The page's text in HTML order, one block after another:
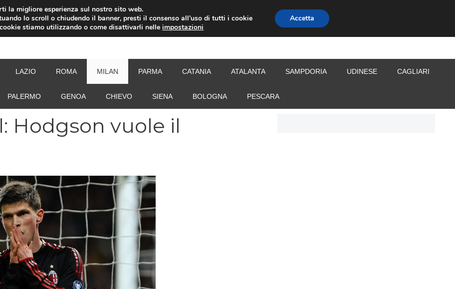
CALCIOMERCATO
LAZIO ROMA MILAN PARMA CATANIA ATALANTA SAMPDORIA UDINESE CAGLIARI
PALERMO GENOA CHIEVO SIENA BOLOGNA PESCARA
Hodgson vuole il
la migliore esperienza sul nostro sito web.
lo scroll o chiudendo il banner, presti il consenso all’uso di tutti i cookie
stiamo utilizzando o come disattivarli nelleimpostazioni
Accetta